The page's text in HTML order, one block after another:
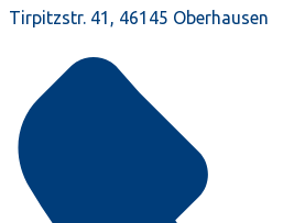
Tirpitzstr. 41, 46145 Oberhausen